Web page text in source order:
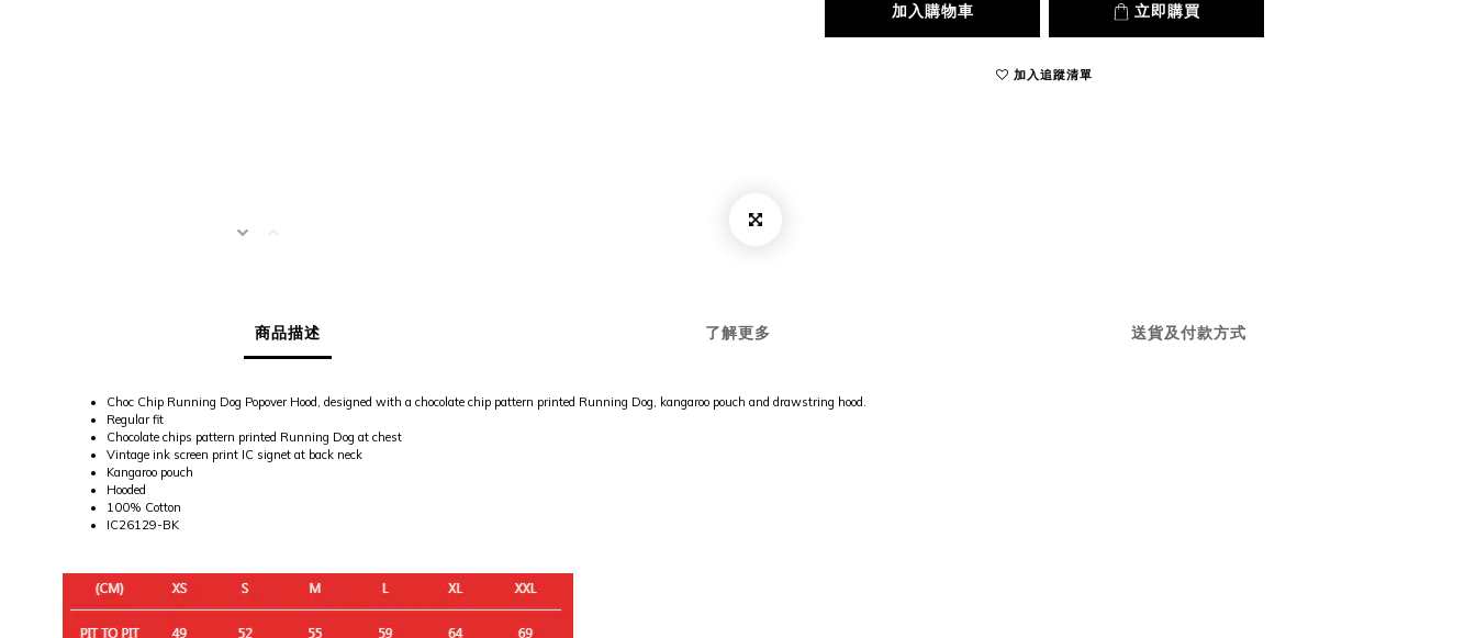
加入購物車 立即購買
加入追蹤清單
商品描述 了解更多 送貨及付款方式
Choc Chip Running Dog Popover Hood, designed with a chocolate chip pattern printed Running Dog, kangaroo pouch and drawstring hood.
Regular fit
Chocolate chips pattern printed Running Dog at chest
Vintage ink screen print IC signet at back neck
Kangaroo pouch
Hooded
100% Cotton
IC26129-BK